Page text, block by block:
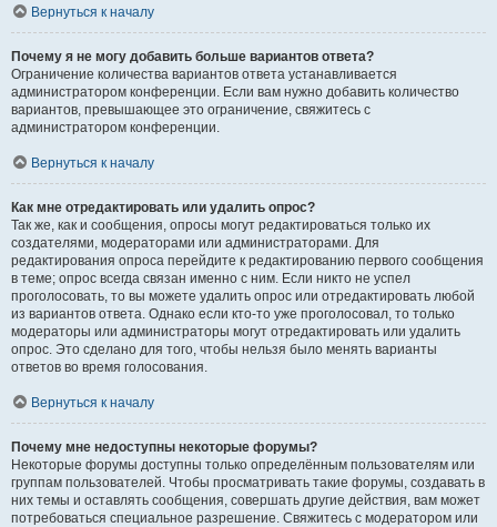
Вернуться к началу
Почему я не могу добавить больше вариантов ответа?
Ограничение количества вариантов ответа устанавливается
администратором конференции. Если вам нужно добавить количество
вариантов, превышающее это ограничение, свяжитесь с
администратором конференции.
Вернуться к началу
Как мне отредактировать или удалить опрос?
Так же, как и сообщения, опросы могут редактироваться только их
создателями, модераторами или администраторами. Для
редактирования опроса перейдите к редактированию первого сообщения
в теме; опрос всегда связан именно с ним. Если никто не успел
проголосовать, то вы можете удалить опрос или отредактировать любой
из вариантов ответа. Однако если кто-то уже проголосовал, то только
модераторы или администраторы могут отредактировать или удалить
опрос. Это сделано для того, чтобы нельзя было менять варианты
ответов во время голосования.
Вернуться к началу
Почему мне недоступны некоторые форумы?
Некоторые форумы доступны только определённым пользователям или
группам пользователей. Чтобы просматривать такие форумы, создавать в
них темы и оставлять сообщения, совершать другие действия, вам может
потребоваться специальное разрешение. Свяжитесь с модератором или